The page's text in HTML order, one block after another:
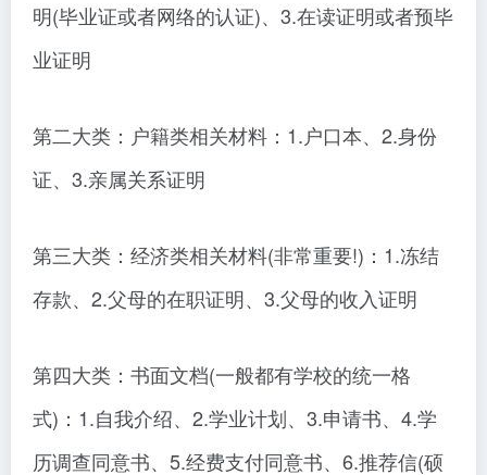
明(毕业证或者网络的认证)、3.在读证明或者预毕
业证明
第二大类：户籍类相关材料：1.户口本、2.身份
证、3.亲属关系证明
第三大类：经济类相关材料(非常重要!)：1.冻结
存款、2.父母的在职证明、3.父母的收入证明
第四大类：书面文档(一般都有学校的统一格
式)：1.自我介绍、2.学业计划、3.申请书、4.学
历调查同意书、5.经费支付同意书、6.推荐信(硕